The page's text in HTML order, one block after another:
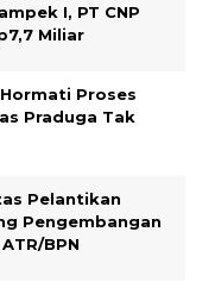
I, PT CNP
Miliar
Proses
Praduga Tak
Pelantikan
Pengembangan
BPN